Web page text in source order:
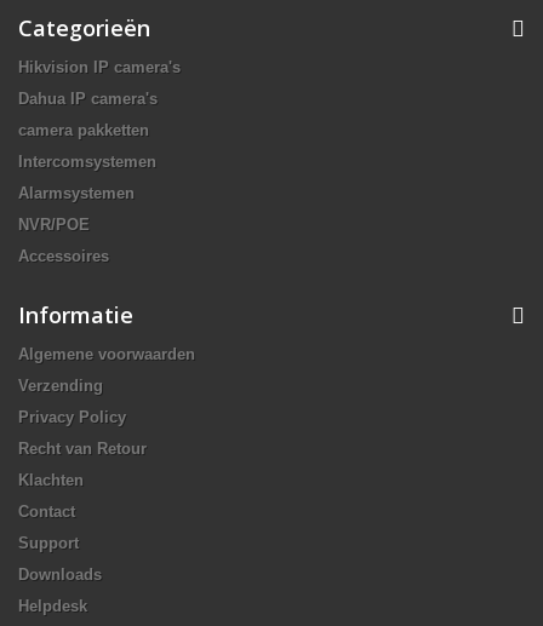
Categorieën
Hikvision IP camera's
Dahua IP camera's
camera pakketten
Intercomsystemen
Alarmsystemen
NVR/POE
Accessoires
Informatie
Algemene voorwaarden
Verzending
Privacy Policy
Recht van Retour
Klachten
Contact
Support
Downloads
Helpdesk